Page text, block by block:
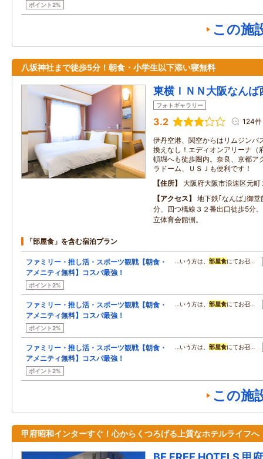
ポイント2%
この施
八坂神社まで徒歩5分！朝食・小学生以下添い寝無料
東横ＩＮＮ大阪なんば
フォトギャラリー
3.2 124件
伊丹空港、関空からはリムジンバ
換えなし！エディオンアリーナ（
頓堀へも徒歩圏内。奈良、京都ア
ラドーム、ＵＳＪも便利です！
住所
大阪府大阪市浪速区元町
アクセス
地下鉄｢なんば｣御
分、四つ橋線３２番出口徒歩5分
立体育会館側。
「部屋食」を含む宿泊プラン
ファミリー・推し活・スポーツ観戦【朝食・
アメニティ無料】コスパ最強！
ポイント2%
…いう方は、 部屋食にてお召…
ファミリー・推し活・スポーツ観戦【朝食・
アメニティ無料】コスパ最強！
ポイント2%
…いう方は、 部屋食にてお召…
ファミリー・推し活・スポーツ観戦【朝食・
アメニティ無料】コスパ最強！
ポイント2%
…いう方は、 部屋食にてお召…
この施
甲府昭和インターすぐ！心からくつろげる上質なホテルライフへ